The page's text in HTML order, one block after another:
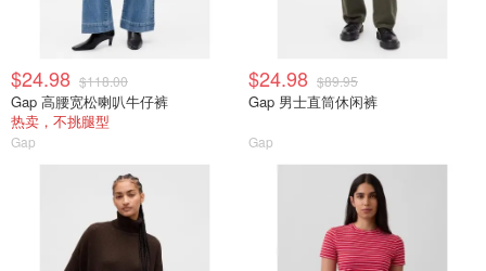
$24.98 $118.00
Gap 高腰宽松喇叭牛仔裤
热卖，不挑腿型
Gap
$24.98 $89.95
Gap 男士直筒休闲裤
Gap